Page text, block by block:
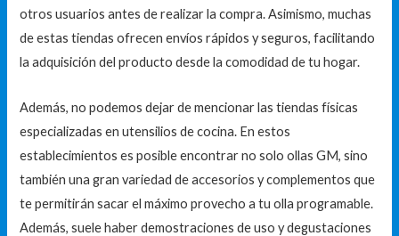
otros usuarios antes de realizar la compra. Asimismo, muchas
de estas tiendas ofrecen envíos rápidos y seguros, facilitando
la adquisición del producto desde la comodidad de tu hogar.
Además, no podemos dejar de mencionar las tiendas físicas
especializadas en utensilios de cocina. En estos
establecimientos es posible encontrar no solo ollas GM, sino
también una gran variedad de accesorios y complementos que
te permitirán sacar el máximo provecho a tu olla programable.
Además, suele haber demostraciones de uso y degustaciones